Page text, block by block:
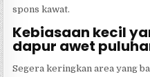
spons kawat.
Kebiasaan kecil
dapur awet
Segera keringkan area yang